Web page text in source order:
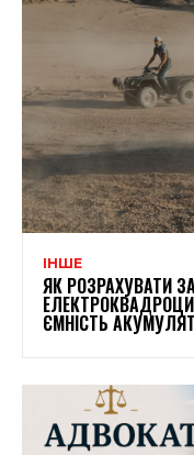
ІНШЕ
ЯК РОЗРАХУВАТИ
ЄМНІСТЬ